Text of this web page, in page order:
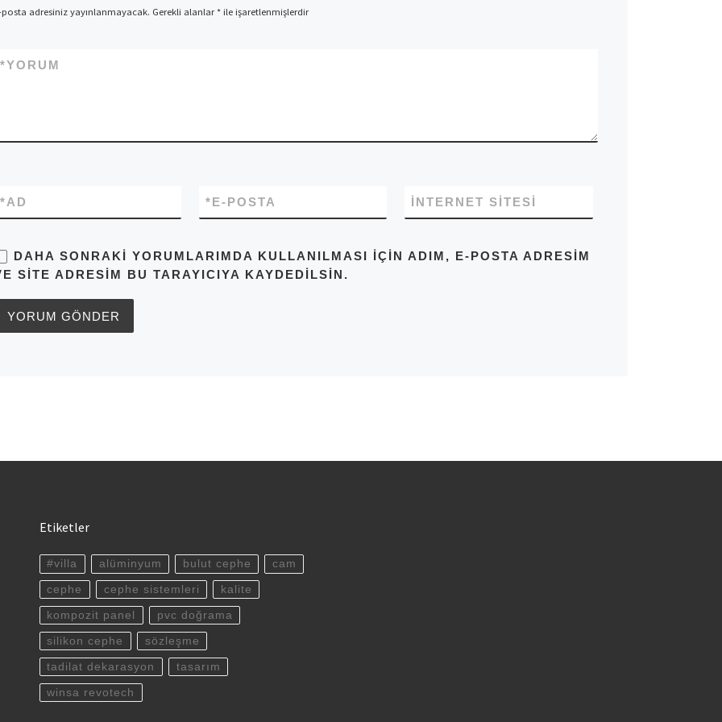
posta adresiniz yayınlanmayacak. Gerekli alanlar*ile işaretlenmişlerdir
YORUM
*
AD
* E-POSTA
* İNTERNET SITESI
DAHA SONRAKI YORUMLARIMDA KULLANILMASI IÇIN ADIM, E-POSTA ADRESIM
SITE ADRESIM BU TARAYICIYA KAYDEDILSIN.
Etiketler
#villa alüminyum bulut cephe cam
cephe cephe sistemleri kalite
kompozit panel pvc doğrama
silikon cephe sözleşme
tadilat dekarasyon tasarım
winsa revotech